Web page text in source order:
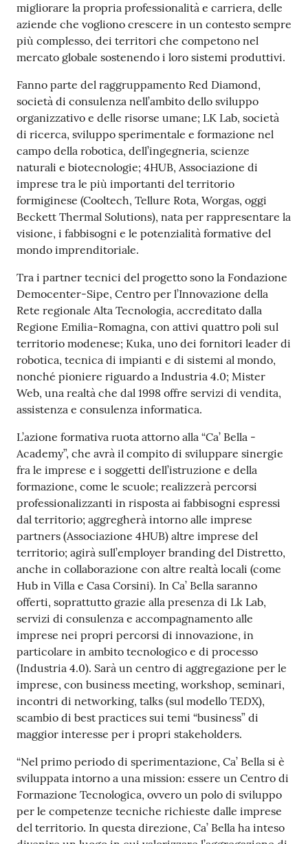
Seguici
su
migliorare la propria professionalità e carriera, delle
aziende che vogliono crescere in un contesto sempre
più complesso, dei territori che competono nel
mercato globale sostenendo i loro sistemi produttivi.
Fanno parte del raggruppamento Red Diamond,
società di consulenza nell’ambito dello sviluppo
organizzativo e delle risorse umane; LK Lab, società
di ricerca, sviluppo sperimentale e formazione nel
campo della robotica, dell’ingegneria, scienze
naturali e biotecnologie; 4HUB, Associazione di
imprese tra le più importanti del territorio
formiginese (Cooltech, Tellure Rota, Worgas, oggi
Beckett Thermal Solutions), nata per rappresentare la
visione, i fabbisogni e le potenzialità formative del
mondo imprenditoriale.
Tra i partner tecnici del progetto sono la Fondazione
Democenter-Sipe, Centro per l’Innovazione della
Rete regionale Alta Tecnologia, accreditato dalla
Regione Emilia-Romagna, con attivi quattro poli sul
territorio modenese; Kuka, uno dei fornitori leader di
robotica, tecnica di impianti e di sistemi al mondo,
nonché pioniere riguardo a Industria 4.0; Mister
Web, una realtà che dal 1998 offre servizi di vendita,
assistenza e consulenza informatica.
L’azione formativa ruota attorno alla “Ca’ Bella -
Academy”, che avrà il compito di sviluppare sinergie
fra le imprese e i soggetti dell’istruzione e della
formazione, come le scuole; realizzerà percorsi
professionalizzanti in risposta ai fabbisogni espressi
dal territorio; aggregherà intorno alle imprese
partners (Associazione 4HUB) altre imprese del
territorio; agirà sull’employer branding del Distretto,
anche in collaborazione con altre realtà locali (come
Hub in Villa e Casa Corsini). In Ca’ Bella saranno
offerti, soprattutto grazie alla presenza di Lk Lab,
servizi di consulenza e accompagnamento alle
imprese nei propri percorsi di innovazione, in
particolare in ambito tecnologico e di processo
(Industria 4.0). Sarà un centro di aggregazione per le
imprese, con business meeting, workshop, seminari,
incontri di networking, talks (sul modello TEDX),
scambio di best practices sui temi “business” di
maggior interesse per i propri stakeholders.
“Nel primo periodo di sperimentazione, Ca’ Bella si è
sviluppata intorno a una mission: essere un Centro di
Formazione Tecnologica, ovvero un polo di sviluppo
per le competenze tecniche richieste dalle imprese
del territorio. In questa direzione, Ca’ Bella ha inteso